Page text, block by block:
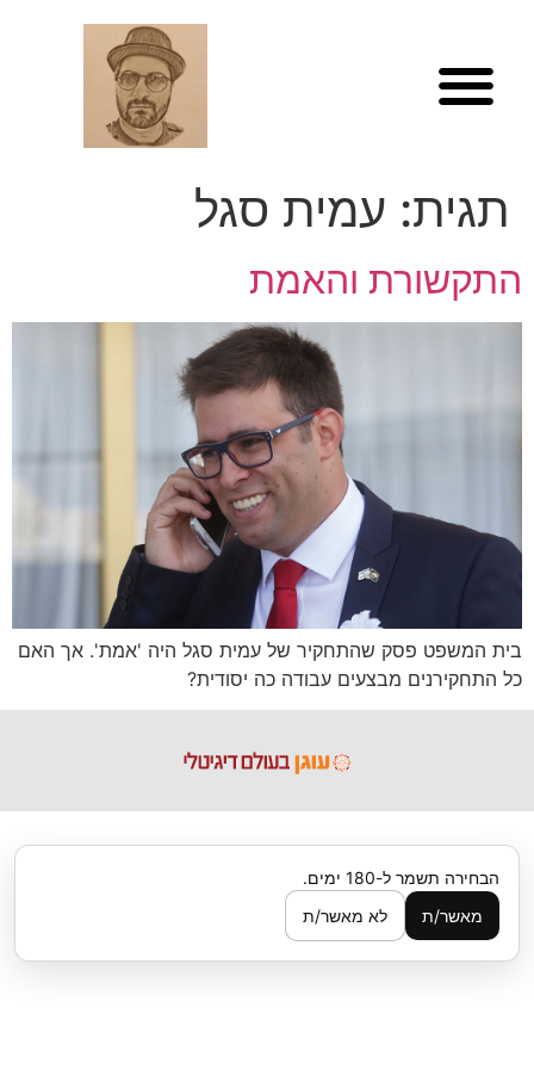
תגית: עמית סגל
התקשורת והאמת
בית המשפט פסק שהתחקיר של עמית סגל היה 'אמת'. אך האם
כל התחקירנים מבצעים עבודה כה יסודית?
הבחירה תשמר ל-180 ימים.
מאשר/ת
לא מאשר/ת